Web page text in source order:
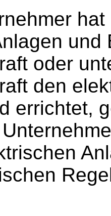
oder
den
errichtet,